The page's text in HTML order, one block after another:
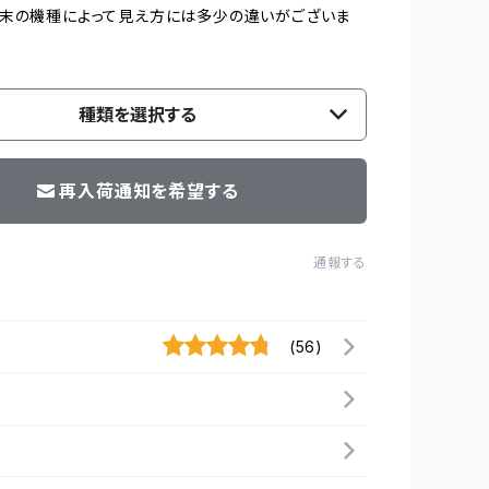
の機種によって見え方には多少の違いがございま
種類を選択する
再入荷通知を希望する
通報する
(56)